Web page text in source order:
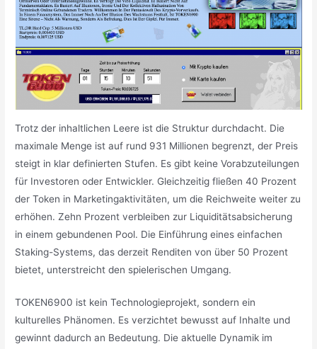
Trotz der inhaltlichen Leere ist die Struktur durchdacht. Die
maximale Menge ist auf rund 931 Millionen begrenzt, der Preis
steigt in klar definierten Stufen. Es gibt keine Vorabzuteilungen
für Investoren oder Entwickler. Gleichzeitig fließen 40 Prozent
der Token in Marketingaktivitäten, um die Reichweite weiter zu
erhöhen. Zehn Prozent verbleiben zur Liquiditätsabsicherung
in einem gebundenen Pool. Die Einführung eines einfachen
Staking-Systems, das derzeit Renditen von über 50 Prozent
bietet, unterstreicht den spielerischen Umgang.
TOKEN6900 ist kein Technologieprojekt, sondern ein
kulturelles Phänomen. Es verzichtet bewusst auf Inhalte und
gewinnt dadurch an Bedeutung. Die aktuelle Dynamik im